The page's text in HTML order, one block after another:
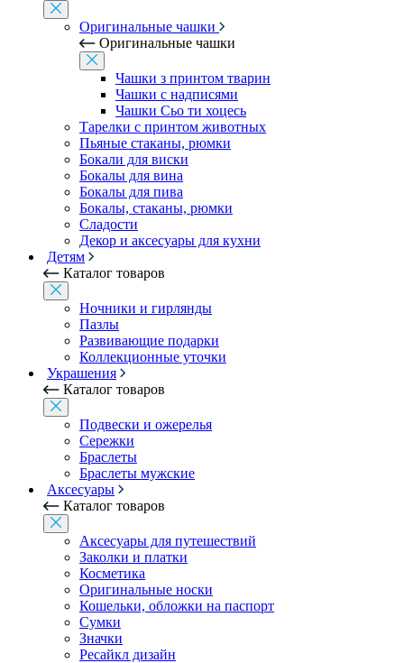
Оригинальные чашки
Оригинальные чашки
Чашки з принтом тварин
Чашки с надписями
Чашки Сьо ти хоцесь
Тарелки с принтом животных
Пьяные стаканы, рюмки
Бокали для виски
Бокалы для вина
Бокалы для пива
Бокалы, стаканы, рюмки
Сладости
Декор и аксесуары для кухни
Детям
Каталог товаров
Ночники и гирлянды
Пазлы
Развивающие подарки
Коллекционные уточки
Украшения
Каталог товаров
Подвески и ожерелья
Сережки
Браслеты
Браслеты мужские
Аксесуары
Каталог товаров
Аксесуары для путешествий
Заколки и платки
Косметика
Оригинальные носки
Кошельки, обложки на паспорт
Сумки
Значки
Ресайкл дизайн